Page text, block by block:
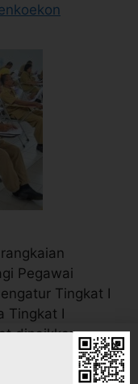
Pegawai
Tingkat I
Tingkat I
dinaikkan
persyaratan
Ujian